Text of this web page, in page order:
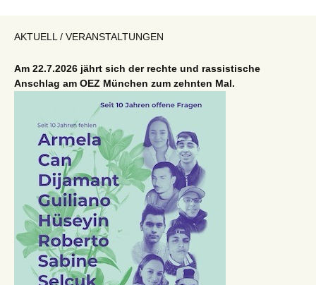
AKTUELL / VERANSTALTUNGEN
Am 22.7.2026 jährt sich der rechte und rassistische
Anschlag am OEZ München zum zehnten Mal.